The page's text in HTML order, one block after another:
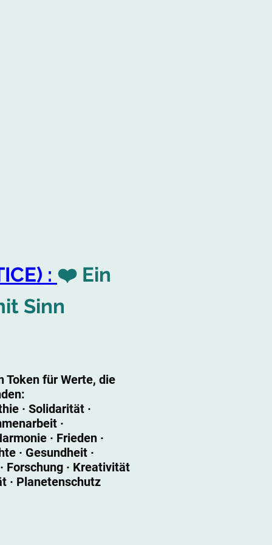
: ❤️ Ein
Sinn
Token für Werte, die
· Solidarität ·
·
· Frieden ·
· Gesundheit ·
Forschung · Kreativität
· Planetenschutz